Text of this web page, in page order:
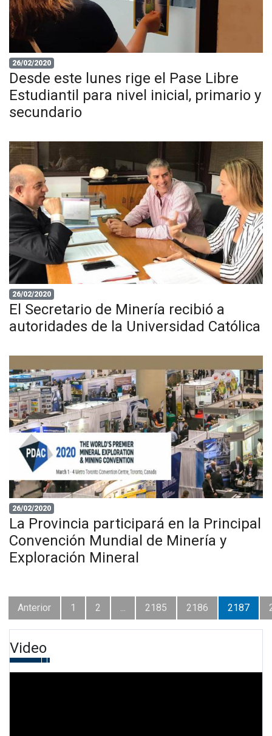
26/02/2020
Desde este lunes rige el Pase Libre
Estudiantil para nivel inicial, primario y
secundario
26/02/2020
El Secretario de Minería recibió a
autoridades de la Universidad Católica
26/02/2020
La Provincia participará en la Principal
Convención Mundial de Minería y
Exploración Mineral
Anterior 1 2 ... 2185 2186 2187
Video